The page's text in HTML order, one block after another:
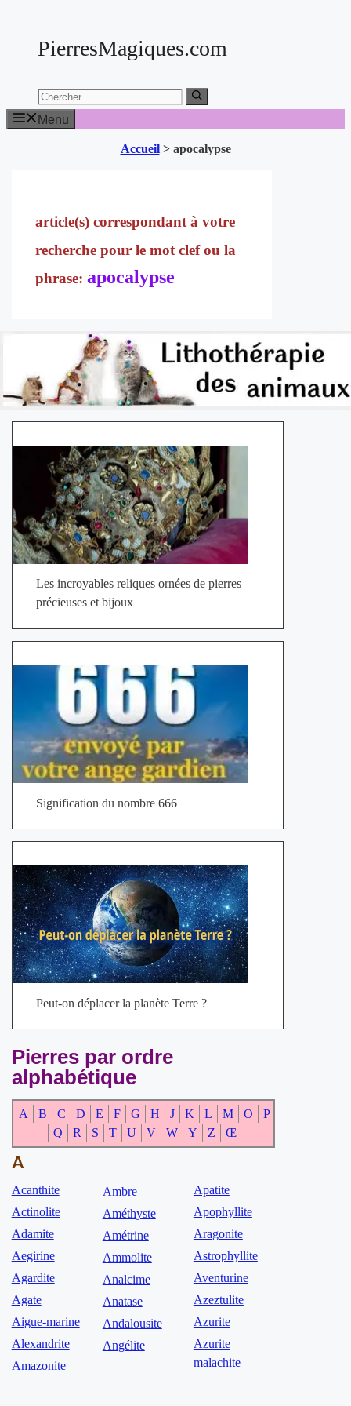
contenuPierresMagiques.com
Chercher:
Menu
Accueil> apocalypse
apocalypse
Les incroyables reliques ornées de pierres
précieuses et bijoux
Signification du nombre 666
Peut-on déplacer la planète Terre ?
Pierres par ordre
alphabétique
A B C D E F G H J K L M O
P
Q
R S T U V W Y Z Œ
A
Acanthite
Actinolite
Adamite
Aegirine
Agardite
Agate
Aigue-marine
Alexandrite
Amazonite
Ambre
Améthyste
Amétrine
Ammolite
Analcime
Anatase
Andalousite
Angélite
Apatite
Apophyllite
Aragonite
Astrophyllite
Aventurine
Azeztulite
Azurite
Azurite
malachite